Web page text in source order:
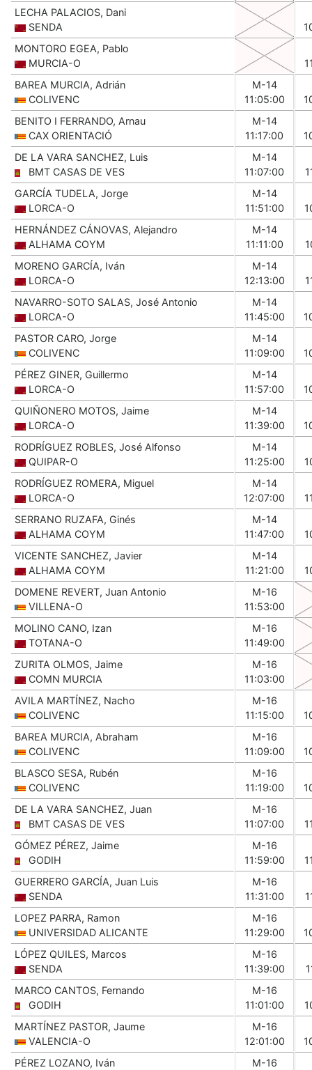
LECHA PALACIOS, Dani
SENDA
MONTORO EGEA, Pablo
MURCIA-O
BAREA MURCIA, Adrián
COLIVENC
M-14
11:05:00
BENITO I FERRANDO, Arnau
CAX ORIENTACIÓ
M-14
11:17:00
DE LA VARA SANCHEZ, Luis
BMT CASAS DE VES
M-14
11:07:00
GARCÍA TUDELA, Jorge
LORCA-O
M-14
11:51:00
HERNÁNDEZ CÁNOVAS, Alejandro
ALHAMA COYM
M-14
11:11:00
MORENO GARCÍA, Iván
LORCA-O
M-14
12:13:00
NAVARRO-SOTO SALAS, José Antonio
LORCA-O
M-14
11:45:00
PASTOR CARO, Jorge
COLIVENC
M-14
11:09:00
PÉREZ GINER, Guillermo
LORCA-O
M-14
11:57:00
QUIÑONERO MOTOS, Jaime
LORCA-O
M-14
11:39:00
RODRÍGUEZ ROBLES, José Alfonso
QUIPAR-O
M-14
11:25:00
RODRÍGUEZ ROMERA, Miguel
LORCA-O
M-14
12:07:00
SERRANO RUZAFA, Ginés
ALHAMA COYM
M-14
11:47:00
VICENTE SANCHEZ, Javier
ALHAMA COYM
M-14
11:21:00
DOMENE REVERT, Juan Antonio
VILLENA-O
M-16
11:53:00
MOLINO CANO, Izan
TOTANA-O
M-16
11:49:00
ZURITA OLMOS, Jaime
COMN MURCIA
M-16
11:03:00
AVILA MARTÍNEZ, Nacho
COLIVENC
M-16
11:15:00
BAREA MURCIA, Abraham
COLIVENC
M-16
11:09:00
BLASCO SESA, Rubén
COLIVENC
M-16
11:19:00
DE LA VARA SANCHEZ, Juan
BMT CASAS DE VES
M-16
11:07:00
GÓMEZ PÉREZ, Jaime
GODIH
M-16
11:59:00
GUERRERO GARCÍA, Juan Luis
SENDA
M-16
11:31:00
LOPEZ PARRA, Ramon
UNIVERSIDAD ALICANTE
M-16
11:29:00
LÓPEZ QUILES, Marcos
SENDA
M-16
11:39:00
MARCO CANTOS, Fernando
GODIH
M-16
11:01:00
MARTÍNEZ PASTOR, Jaume
VALENCIA-O
M-16
12:01:00
PÉREZ LOZANO, Iván
M-16